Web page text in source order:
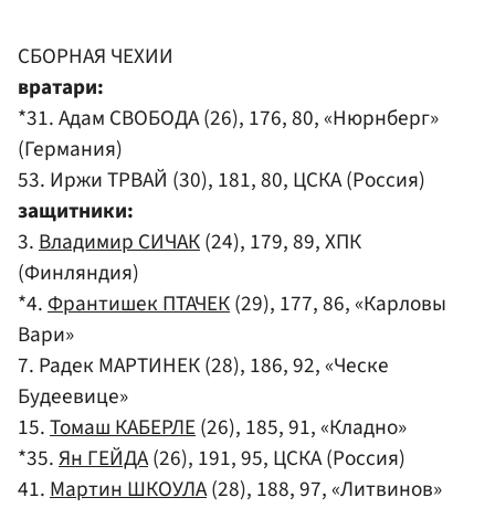
СБОРНАЯ ЧЕХИИ
вратари:
*31. Адам СВОБОДА (26), 176, 80, «Нюрнберг»
(Германия)
53. Иржи ТРВАЙ (30), 181, 80, ЦСКА (Россия)
защитники:
3.Владимир СИЧАК(24), 179, 89, ХПК
(Финляндия)
*4.Франтишек ПТАЧЕК(29), 177, 86, «Карловы
Вари»
7. Радек МАРТИНЕК (28), 186, 92, «Ческе
Будеевице»
15.Томаш КАБЕРЛЕ(26), 185, 91, «Кладно»
*35.Ян ГЕЙДА(26), 191, 95, ЦСКА (Россия)
41.Мартин ШКОУЛА(28), 188, 97, «Литвинов»